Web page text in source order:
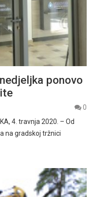
ponovo
0
4. travnja 2020. – Od
na gradskoj tržnici